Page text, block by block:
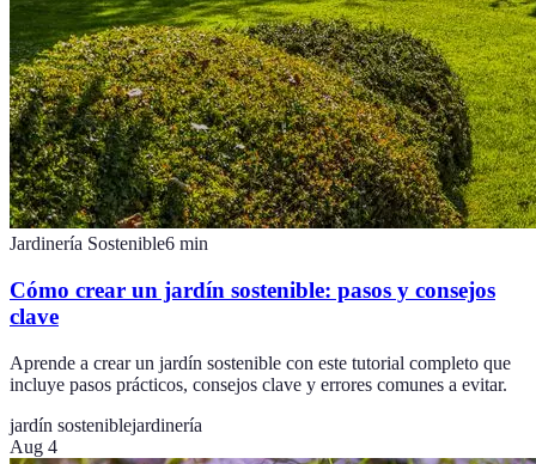
Jardinería Sostenible6 min
Cómo crear un jardín sostenible: pasos y consejos
clave
Aprende a crear un jardín sostenible con este tutorial completo que
incluye pasos prácticos, consejos clave y errores comunes a evitar.
jardín sosteniblejardinería
Aug 4